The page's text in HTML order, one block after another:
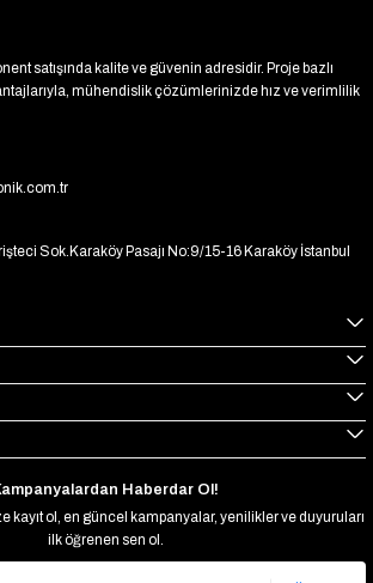
satışında kalite ve güvenin adresidir. Proje bazlı
mühendislik çözümlerinizde hız ve verimlilik
Sok.Karaköy Pasajı No:9/15-16 Karaköy İstanbul
Haberdar Ol!
kayıt ol, en güncel kampanyalar, yenilikler ve duyuruları
ilk öğrenen sen ol.